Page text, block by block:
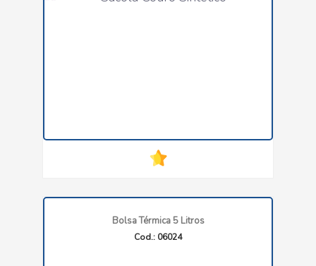
Bolsa Térmica 5 Litros
Cod.: 06024